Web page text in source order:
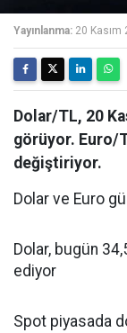
Yayınlanma: 20 Kasım
Dolar/TL, 20
görüyor. Euro/
değiştiriyor.
Dolar ve Euro
Dolar, bugün
ediyor
Spot piyasada